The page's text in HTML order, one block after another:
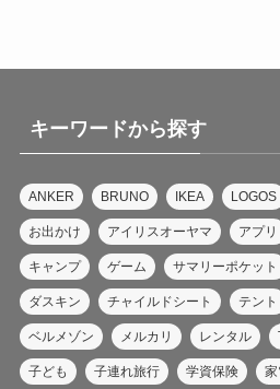
キーワードから探す
ANKER BRUNO IKEA LOGOS
お出かけ アイリスオーヤマ アプリ
キャンプ ゲーム サマリーポケット
ダスキン チャイルドシート テント
ベルメゾン メルカリ レンタル
子ども 子連れ旅行 学資保険